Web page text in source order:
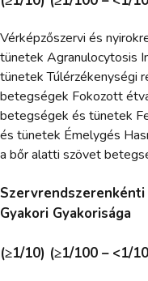
Vérképzőszervi és
tünetek Agranulocytosis
tünetek Túlérzékenységi
betegségek Fokozott
betegségek és tünetek
és tünetek Émelygés
a bőr alatti szövet
Gyakori Gyakorisága
(≥1/10) (≥1/100 – <1/